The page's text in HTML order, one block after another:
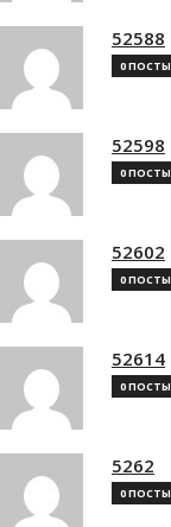
52588
0 ПОСТЫ
52598
0 ПОСТЫ
52602
0 ПОСТЫ
52614
0 ПОСТЫ
5262
0 ПОСТЫ